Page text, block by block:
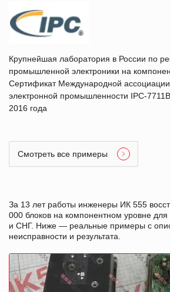
Крупнейшая лаборатория в России по
промышленной электроники на
Сертификат Международной ассоциации
электронной промышленности IPC-
2016 года
Смотреть все примеры
За 13 лет работы инженеры ИК 555
000 блоков на компонентном уровне
и СНГ. Ниже — реальные примеры с
неисправности и результата.